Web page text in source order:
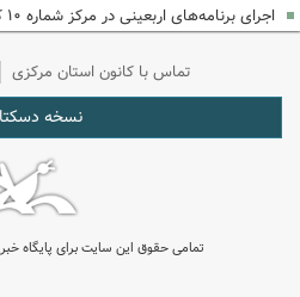
اجرای برنامه‌های اربعینی در مرکز شماره ۱۰ کانون کرمانشاه
تماس با کانون استان مرکزی
نسخه
تمامی حقوق این سایت برای پایگاه